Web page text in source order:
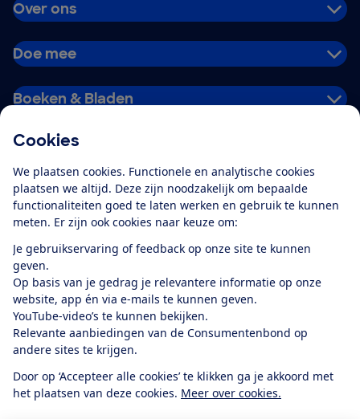
Cookies
We plaatsen cookies. Functionele en analytische cookies
plaatsen we altijd. Deze zijn noodzakelijk om bepaalde
functionaliteiten goed te laten werken en gebruik te kunnen
meten. Er zijn ook cookies naar keuze om:
Je gebruikservaring of feedback op onze site te kunnen
geven.
Op basis van je gedrag je relevantere informatie op onze
website, app én via e-mails te kunnen geven.
YouTube-video’s te kunnen bekijken.
Relevante aanbiedingen van de Consumentenbond op
andere sites te krijgen.
Door op ‘Accepteer alle cookies’ te klikken ga je akkoord met
het plaatsen van deze cookies. Meer over cookies.
Over ons
Doe mee
Boeken & Bladen
Alles over de
app
Algemene Voorwaarden
Privacyverklaring
Cookiebeleid
Privacyvoorkeuren
Toegankelijkheid
RSS-feed nieuws
Facebook
TwitterInstagram
YoutubeLinkedIn
12.901consumentenbeoordelen de Consumentenbondmet gemiddeld